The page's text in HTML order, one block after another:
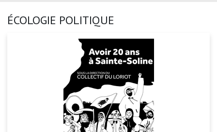
ÉCOLOGIE POLITIQUE